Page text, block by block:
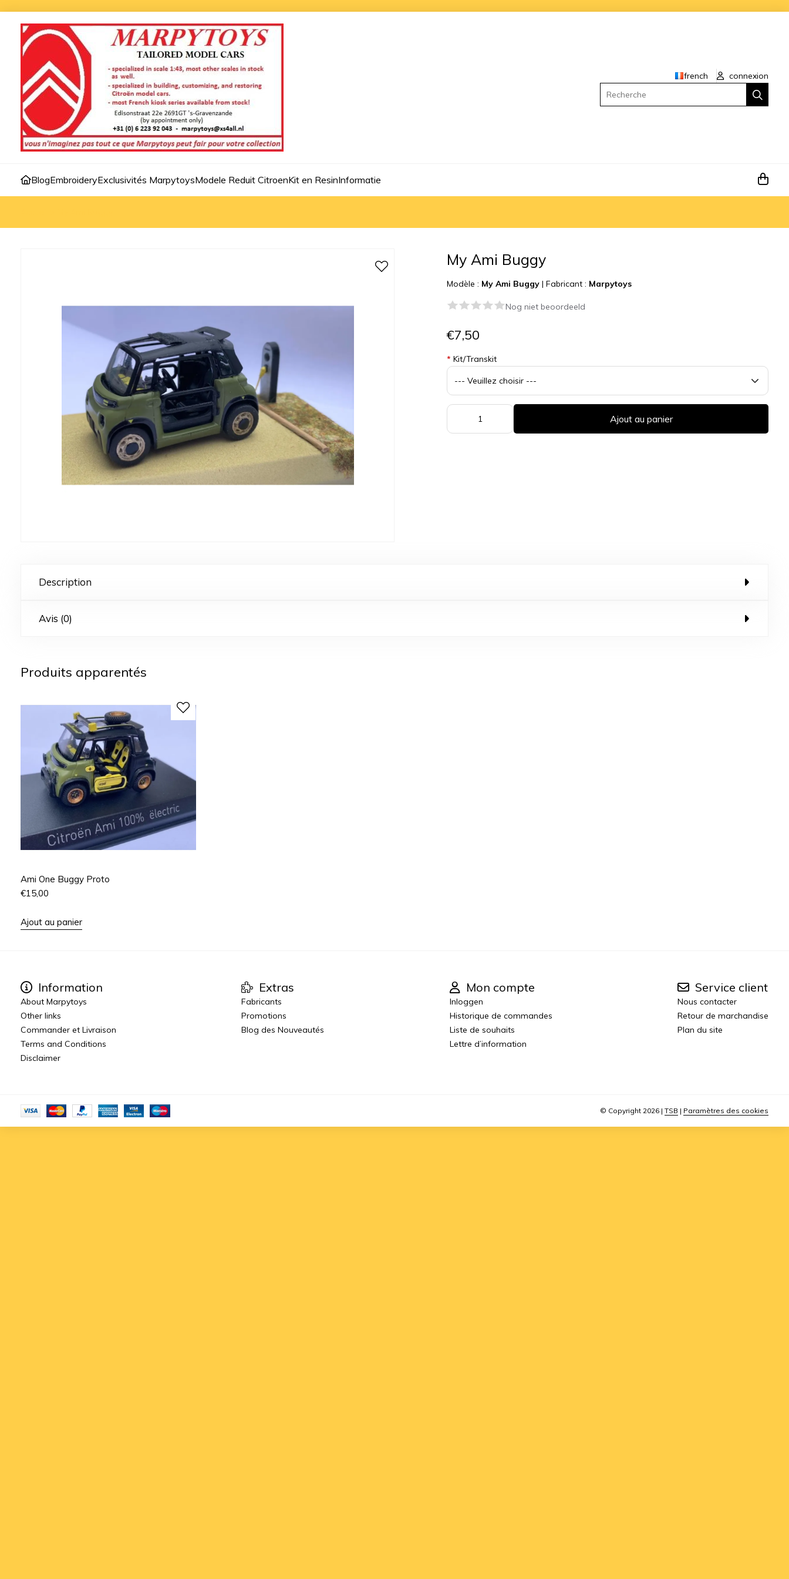
french
connexion
Recherche
BlogEmbroideryExclusivités MarpytoysModele Reduit CitroenKit en ResinInformatie
My Ami Buggy
Modèle : My Ami Buggy |Fabricant : Marpytoys
Nog niet beoordeeld
€7,50
* Kit/Transkit
Ajout au panier
Description
Avis (0)
Produits apparentés
Ami One Buggy Proto
€15,00
Ajout au panier
Information
About Marpytoys
Other links
Commander et Livraison
Terms and Conditions
Disclaimer
Extras
Fabricants
Promotions
Blog des Nouveautés
Mon compte
Inloggen
Historique de commandes
Liste de souhaits
Lettre d’information
Service client
Nous contacter
Retour de marchandise
Plan du site
© Copyright 2026 | TSB | Paramètres des cookies